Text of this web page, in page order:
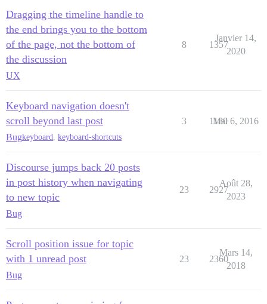
Dragging the timeline handle to
the end brings you to the bottom
of the page, not the bottom of
the discussion
UX
8 1357
Janvier 14,
2020
Keyboard navigation doesn't
scroll beyond last post
Bugkeyboard, keyboard-shortcuts
3 1180
Mai 6, 2016
Discourse jumps back 20 posts
in post history when navigating
to new topic
Bug
23 2927
Août 28,
2023
Scroll position issue for topic
with 1 unread post
Bug
23 2360
Mars 14,
2018